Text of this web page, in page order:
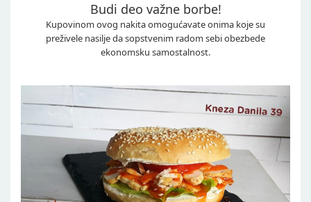
Budi deo važne borbe!
Kupovinom ovog nakita omogućavate onima koje su
preživele nasilje da sopstvenim radom sebi obezbede
ekonomsku samostalnost.